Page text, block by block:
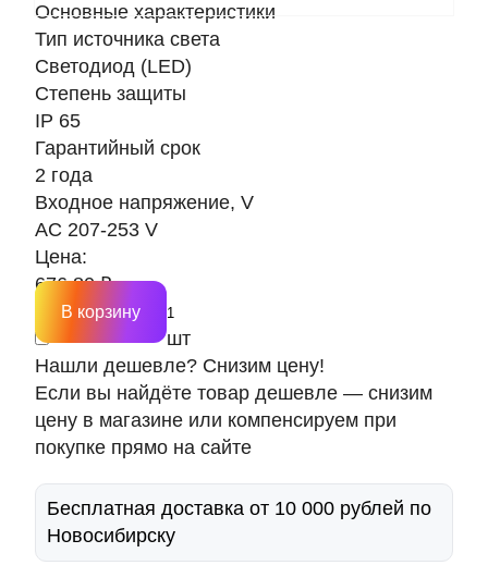
Основные характеристики
Тип источника света
Светодиод (LED)
Степень защиты
IP 65
Гарантийный срок
2 года
Входное напряжение, V
AC 207-253 V
Цена:
676.80 ₽
шт
В корзину
Нашли дешевле? Снизим цену!
Если вы найдёте товар дешевле — снизим
цену в магазине или компенсируем при
покупке прямо на сайте
Бесплатная доставка от 10 000 рублей по
Новосибирску